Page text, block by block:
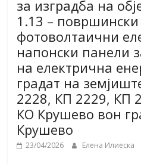
за изградба на
1.13 –
фотоволтаични
напонски панели
на електрична
градат на
2228, КП 2229, КП
КО Крушево вон
Крушево
23/04/2026 Елена Илиеска